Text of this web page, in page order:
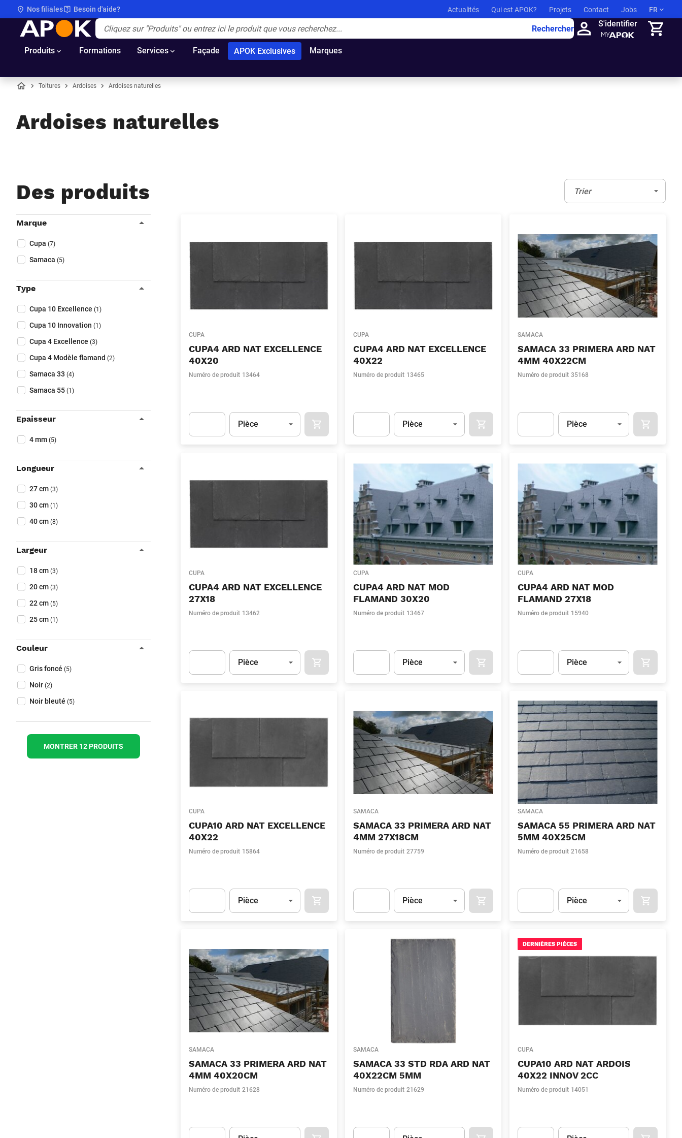
Nos filiales Besoin d'aide? Actualités Qui est APOK? Projets Contact Jobs FR
APOK Rechercher
S'identifier
Produits Formations Services Façade APOK Exclusives Marques
Toitures Ardoises Ardoises naturelles
Ardoises naturelles
Des produits Trier:
Trier
Filtres
Fermer filtres
Marque
Marque (Optionnel)
Cupa (7)
Samaca (5)
Type
Type (Optionnel)
Cupa 10 Excellence (1)
Cupa 10 Innovation (1)
Cupa 4 Excellence (3)
Cupa 4 Modèle flamand (2)
Samaca 33 (4)
Samaca 55 (1)
Epaisseur
Epaisseur (Optionnel)
4 mm (5)
Longueur
Longueur (Optionnel)
27 cm (3)
30 cm (1)
40 cm (8)
Largeur
Largeur (Optionnel)
18 cm (3)
20 cm (3)
22 cm (5)
25 cm (1)
Couleur
Couleur (Optionnel)
Gris foncé (5)
Noir (2)
Noir bleuté (5)
MONTRER 12 PRODUITS
CUPA
CUPA4 ARD NAT EXCELLENCE
40X20
Numéro de produit 13464
Unité
Pièce APOK.CATEGORY.PRODUCTS.CART.ADDTOCART
CUPA
CUPA4 ARD NAT EXCELLENCE
40X22
Numéro de produit 13465
Unité
Pièce APOK.CATEGORY.PRODUCTS.CART.ADDTOCART
SAMACA
SAMACA 33 PRIMERA ARD NAT
4MM 40X22CM
Numéro de produit 35168
Unité
Pièce
CUPA
CUPA4 ARD NAT EXCELLENCE
27X18
Numéro de produit 13462
Unité
Pièce APOK.CATEGORY.PRODUCTS.CART.ADDTOCART
CUPA
CUPA4 ARD NAT MOD
FLAMAND 30X20
Numéro de produit 13467
Unité
Pièce APOK.CATEGORY.PRODUCTS.CART.ADDTOCART
CUPA
CUPA4 ARD NAT MOD
FLAMAND 27X18
Numéro de produit 15940
Unité
Pièce
CUPA
CUPA10 ARD NAT EXCELLENCE
40X22
Numéro de produit 15864
Unité
Pièce APOK.CATEGORY.PRODUCTS.CART.ADDTOCART
SAMACA
SAMACA 33 PRIMERA ARD NAT
4MM 27X18CM
Numéro de produit 27759
Unité
Pièce APOK.CATEGORY.PRODUCTS.CART.ADDTOCART
SAMACA
SAMACA 55 PRIMERA ARD NAT
5MM 40X25CM
Numéro de produit 21658
Unité
Pièce
SAMACA
SAMACA 33 PRIMERA ARD NAT
4MM 40X20CM
Numéro de produit 21628
Unité
SAMACA
SAMACA 33 STD RDA ARD NAT
40X22CM 5MM
Numéro de produit 21629
Unité
DERNIÈRES PIÈCES
CUPA
CUPA10 ARD NAT ARDOIS
40X22 INNOV 2CC
Numéro de produit 14051
Unité